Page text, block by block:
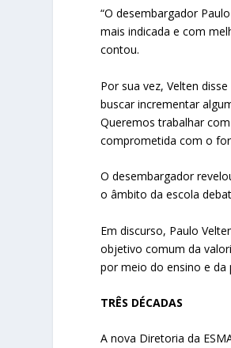
“O desembargador
mais indicada e com
contou.
Por sua vez, Velten
buscar incrementar
Queremos trabalhar
comprometida com o
O desembargador
o âmbito da escola
Em discurso, Paulo
objetivo comum da
por meio do ensino e da
TRÊS DÉCADAS
A nova Diretoria da